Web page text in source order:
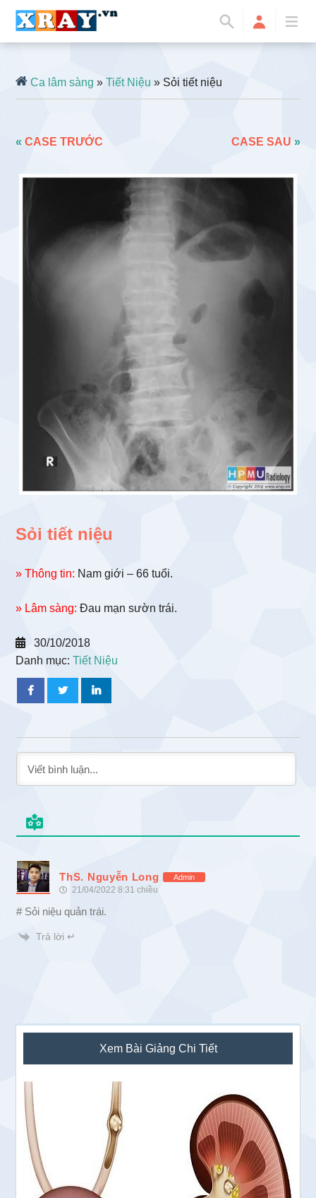
Ca lâm sàng »Tiết Niệu » Sỏi tiết niệu
«CASE TRƯỚC CASE SAU »
Sỏi tiết niệu
» Thông tin: Nam giới – 66 tuổi.
» Lâm sàng:Đau mạn sườn trái.
30/10/2018
Danh mục:Tiết Niệu
ThS. Nguyễn Long Admin
21/04/2022 8:31 chiều
# Sỏi niệu quản trái.
Trả lời ↵
Sidebar
chính
Xem Bài Giảng Chi Tiết